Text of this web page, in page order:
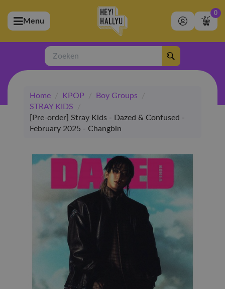
(Artiesten)
(Merchandise)
(Exclusive)
(Winkel)
Menu
0
Zoeken
Home / KPOP / Boy Groups
/
STRAY KIDS
/
[Pre-order] Stray Kids - Dazed & Confused -
February 2025 - Changbin